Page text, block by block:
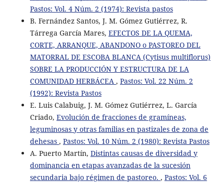
Pastos: Vol. 4 Núm. 2 (1974): Revista pastos
B. Fernández Santos, J. M. Gómez Gutiérrez, R.
Tárrega García Mares, EFECTOS DE LA QUEMA,
CORTE, ARRANQUE, ABANDONO o PASTOREO DEL
MATORRAL DE ESCOBA BLANCA (Cytisus multiflorus)
SOBRE LA PRODUCCIÓN Y ESTRUCTURA DE LA
COMUNIDAD HERBÁCEA , Pastos: Vol. 22 Núm. 2
(1992): Revista Pastos
E. Luis Calabuig, J. M. Gómez Gutiérrez, L. García
Criado, Evolución de fracciones de gramíneas,
leguminosas y otras familias en pastizales de zona de
dehesas , Pastos: Vol. 10 Núm. 2 (1980): Revista Pastos
A. Puerto Martín, Distintas causas de diversidad y
dominancia en etapas avanzadas de la sucesión
secundaria bajo régimen de pastoreo. , Pastos: Vol. 6